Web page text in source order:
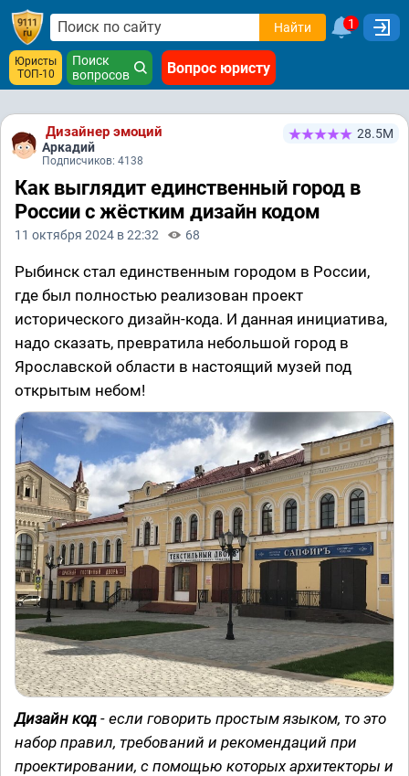
Найти 1
Юристы
ТОП-10
Поиск
вопросов
Вопрос юристу
Дизайнер эмоций
Аркадий
Подписчиков: 4138
28.5М
Как выглядит единственный город в
России с жёстким дизайн кодом
11 октября 2024 в 22:32 68
Рыбинск стал единственным городом в России,
где был полностью реализован проект
исторического дизайн-кода. И данная инициатива,
надо сказать, превратила небольшой город в
Ярославской области в настоящий музей под
открытым небом!
Дизайн код - если говорить простым языком, то это
набор правил, требований и рекомендаций при
проектировании, с помощью которых архитекторы и